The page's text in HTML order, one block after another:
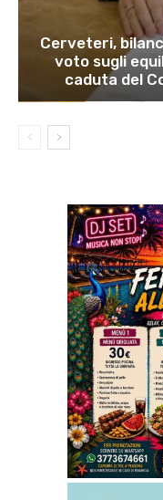
Cerveteri,
voto sugli
caduta del